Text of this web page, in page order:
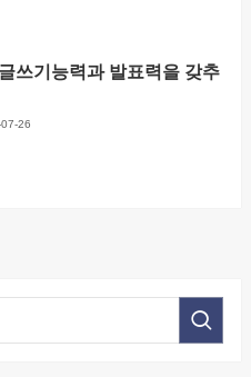
쓰기능력과 발표력을 갖추
26